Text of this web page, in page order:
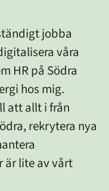
jobba
våra
HR på Södra
hos mig.
att allt i från
rekrytera nya
är lite av vårt